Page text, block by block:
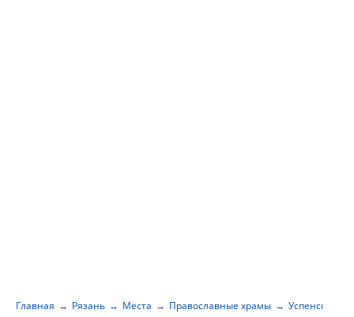
Главная Рязань Места Православные храмы Успенский